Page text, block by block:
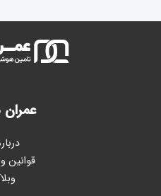
قوانین